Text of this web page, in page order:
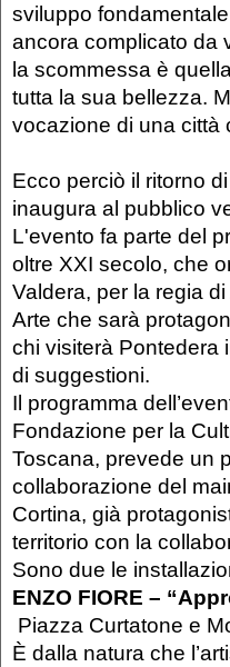
sviluppo
ancora complicato da
la scommessa è
tutta la sua bellezza.
vocazione di una città
Ecco perciò il ritorno
inaugura al pubblico
L'evento fa parte del
oltre XXI secolo, che
Valdera, per la regia
Arte che sarà
chi visiterà Pontedera
di suggestioni.
Il programma
Fondazione per la
Toscana, prevede un
collaborazione del
Cortina, già
territorio con la
Sono due le
ENZO FIORE –
Piazza Curtatone e
È dalla natura che